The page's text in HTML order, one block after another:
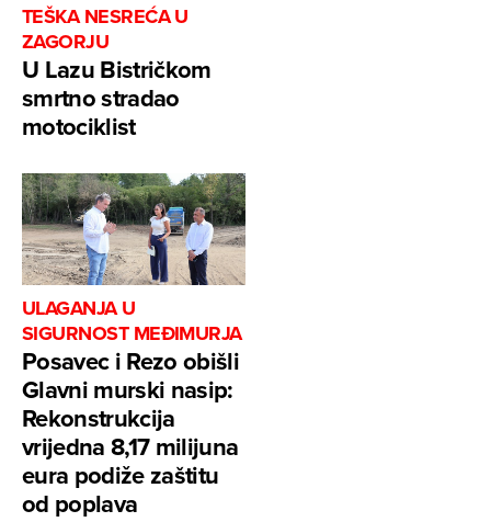
TEŠKA NESREĆA U
ZAGORJU
U Lazu Bistričkom
smrtno stradao
motociklist
ULAGANJA U
SIGURNOST MEĐIMURJA
Posavec i Rezo obišli
Glavni murski nasip:
Rekonstrukcija
vrijedna 8,17 milijuna
eura podiže zaštitu
od poplava